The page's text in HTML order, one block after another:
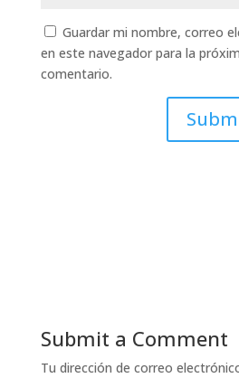
Guardar mi nombre, correo
en este navegador para la
comentario.
Submit a Comment
Tu dirección de correo